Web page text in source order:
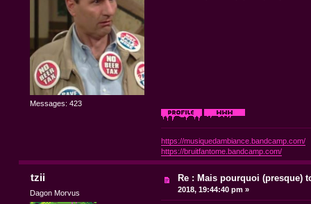
Messages: 423
https://musiquedambiance.bandcamp.com/
https://bruitfantome.bandcamp.com/
tzii
Dagon Morvus
Re : Mais pourquoi (presque)
2018, 19:44:40 pm »